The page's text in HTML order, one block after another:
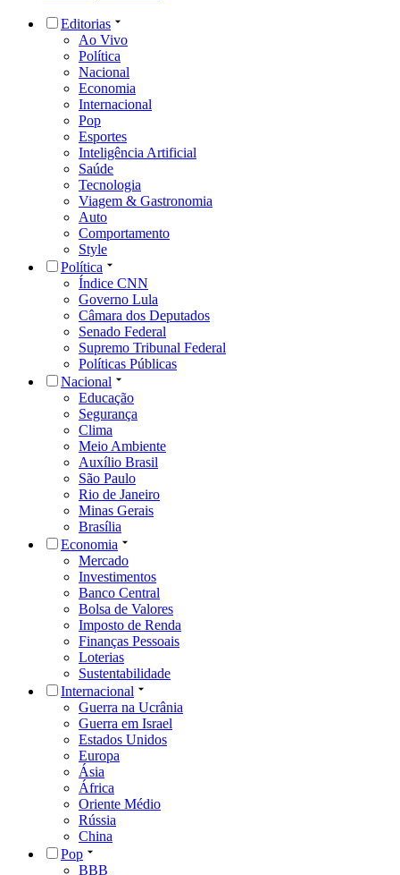
Editorias
Ao Vivo
Política
Nacional
Economia
Internacional
Pop
Esportes
Inteligência Artificial
Saúde
Tecnologia
Viagem & Gastronomia
Auto
Comportamento
Style
Política
Índice CNN
Governo Lula
Câmara dos Deputados
Senado Federal
Supremo Tribunal Federal
Políticas Públicas
Nacional
Educação
Segurança
Clima
Meio Ambiente
Auxílio Brasil
São Paulo
Rio de Janeiro
Minas Gerais
Brasília
Economia
Mercado
Investimentos
Banco Central
Bolsa de Valores
Imposto de Renda
Finanças Pessoais
Loterias
Sustentabilidade
Internacional
Guerra na Ucrânia
Guerra em Israel
Estados Unidos
Europa
Ásia
África
Oriente Médio
Rússia
China
Pop
BBB